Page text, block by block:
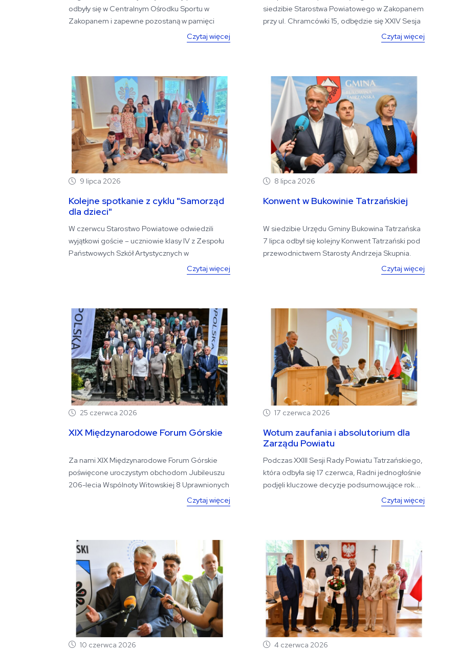
odbyły się w Centralnym Ośrodku Sportu w
Zakopanem i zapewne pozostaną w pamięci
Czytaj więcej
siedzibie Starostwa Powiatowego w Zakopanem
przy ul. Chramcówki 15, odbędzie się XXIV Sesja
Czytaj więcej
9 lipca 2026
Kolejne spotkanie z cyklu "Samorząd
dla dzieci"
W czerwcu Starostwo Powiatowe odwiedzili
wyjątkowi goście – uczniowie klasy IV z Zespołu
Państwowych Szkół Artystycznych w
Czytaj więcej
8 lipca 2026
Konwent w Bukowinie Tatrzańskiej
W siedzibie Urzędu Gminy Bukowina Tatrzańska
7 lipca odbył się kolejny Konwent Tatrzański pod
przewodnictwem Starosty Andrzeja Skupnia.
Czytaj więcej
25 czerwca 2026
XIX Międzynarodowe Forum Górskie
Za nami XIX Międzynarodowe Forum Górskie
poświęcone uroczystym obchodom Jubileuszu
206-lecia Wspólnoty Witowskiej 8 Uprawnionych
Czytaj więcej
17 czerwca 2026
Wotum zaufania i absolutorium dla
Zarządu Powiatu
Podczas XXIII Sesji Rady Powiatu Tatrzańskiego,
która odbyła się 17 czerwca, Radni jednogłośnie
podjęli kluczowe decyzje podsumowujące rok...
Czytaj więcej
10 czerwca 2026 4 czerwca 2026